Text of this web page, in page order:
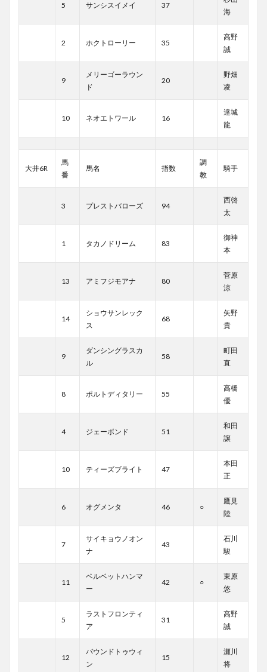
5 サンシスイメイ 37
海
2 ホクトローリー 35
高野
誠
9
メリーゴーラウン
ド
20
野畑
凌
10 ネオエトワール 16
達城
龍
大井6R
馬
番
馬名 指数
調
教
騎手
3 プレストバローズ 94
西啓
太
1 タカノドリーム 83
御神
本
13 アミフジモアナ 80
菅原
涼
14
ショウサンレック
ス
68
矢野
貴
9
ダンシングラスカ
ル
58
町田
直
8 ポルトディタリー 55
高橋
優
4 ジェーボンド 51
和田
譲
10 ティーズブライト 47
本田
正
6 オグメンタ 46 ○
鷹見
陸
7
サイキョウノオン
ナ
43
石川
駿
11
ベルベットハンマ
ー
42 ○
東原
悠
5
ラストフロンティ
ア
31
高野
誠
12
バウンドトゥウィ
ン
15
瀬川
将